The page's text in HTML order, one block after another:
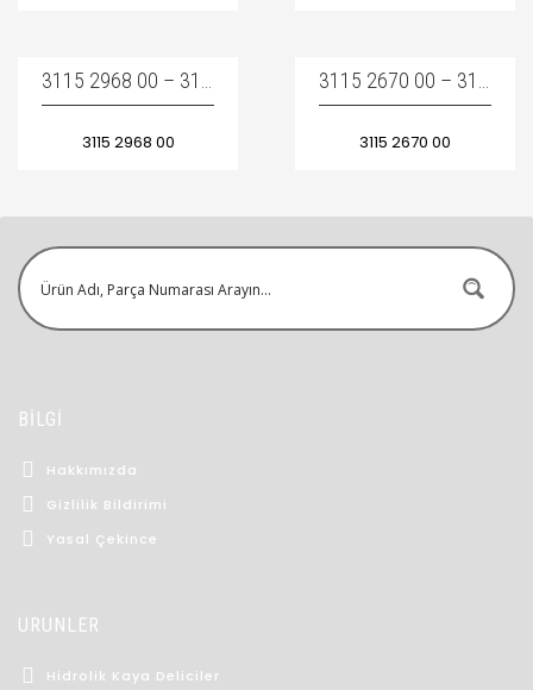
3115 2968 00 3115 2670 00
BİLGİ
Hakkımızda
Gizlilik Bildirimi
Yasal Çekince
ÜRÜNLER
Hidrolik Kaya Deliciler